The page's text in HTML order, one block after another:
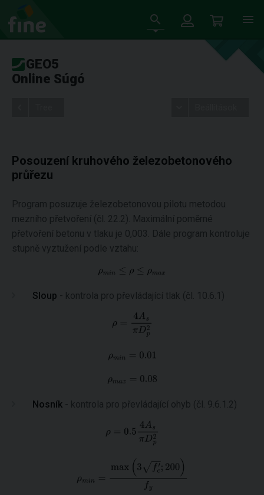
GEO5
Online Súgó
Posouzení kruhového železobetonového
průřezu
Program posuzuje železobetonovou pilotu metodou
mezního přetvoření (čl. 22.2). Maximální poměrné
přetvoření betonu v tlaku je 0,003. Dále program kontroluje
stupně vyztužení podle vztahu:
Sloup - kontrola pro převládající tlak (čl. 10.6.1)
Nosník - kontrola pro převládající ohyb (čl. 9.6.1.2)